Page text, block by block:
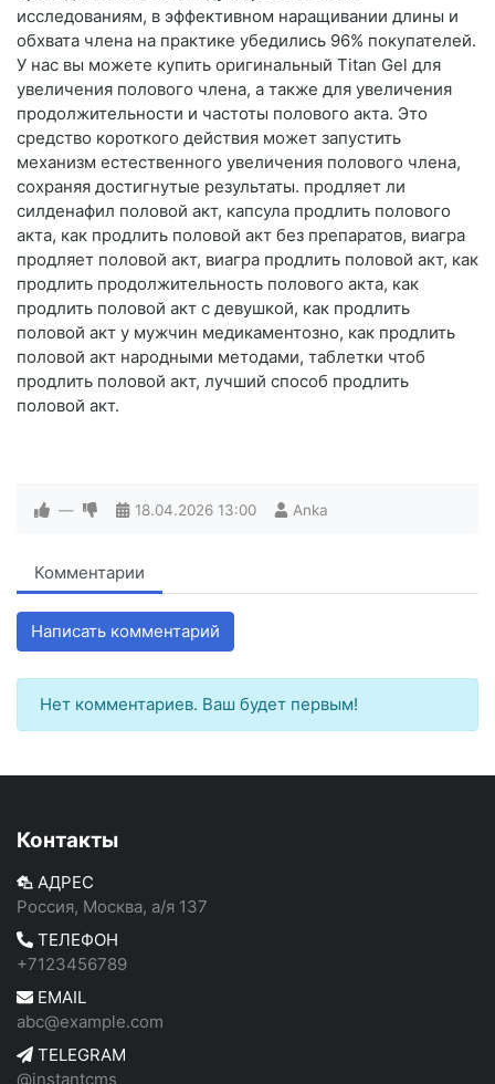
исследованиям, в эффективном наращивании длины и
обхвата члена на практике убедились 96% покупателей.
У нас вы можете купить оригинальный Titan Gel для
увеличения полового члена, а также для увеличения
продолжительности и частоты полового акта. Это
средство короткого действия может запустить
механизм естественного увеличения полового члена,
сохраняя достигнутые результаты. продляет ли
силденафил половой акт, капсула продлить полового
акта, как продлить половой акт без препаратов, виагра
продляет половой акт, виагра продлить половой акт, как
продлить продолжительность полового акта, как
продлить половой акт с девушкой, как продлить
половой акт у мужчин медикаментозно, как продлить
половой акт народными методами, таблетки чтоб
продлить половой акт, лучший способ продлить
половой акт.
— 18.04.2026 13:00 Anka
Комментарии
Написать комментарий
Нет комментариев. Ваш будет первым!
Контакты
АДРЕС
Россия, Москва, а/я 137
ТЕЛЕФОН
+7123456789
EMAIL
abc@example.com
TELEGRAM
@instantcms